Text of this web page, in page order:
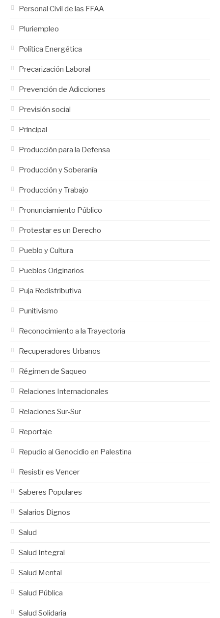
Personal Civil de las FFAA
Pluriempleo
Política Energética
Precarización Laboral
Prevención de Adicciones
Previsión social
Principal
Producción para la Defensa
Producción y Soberanía
Producción y Trabajo
Pronunciamiento Público
Protestar es un Derecho
Pueblo y Cultura
Pueblos Originarios
Puja Redistributiva
Punitivismo
Reconocimiento a la Trayectoria
Recuperadores Urbanos
Régimen de Saqueo
Relaciones Internacionales
Relaciones Sur-Sur
Reportaje
Repudio al Genocidio en Palestina
Resistir es Vencer
Saberes Populares
Salarios Dignos
Salud
Salud Integral
Salud Mental
Salud Pública
Salud Solidaria